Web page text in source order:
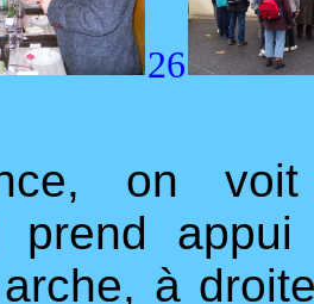
26
on voit
prend
à